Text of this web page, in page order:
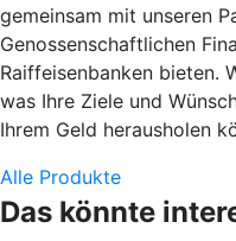
gemeinsam mit unseren
Genossenschaftlichen
Raiffeisenbanken bieten.
was Ihre Ziele und
Ihrem Geld herausholen
Alle Produkte
Das könnte